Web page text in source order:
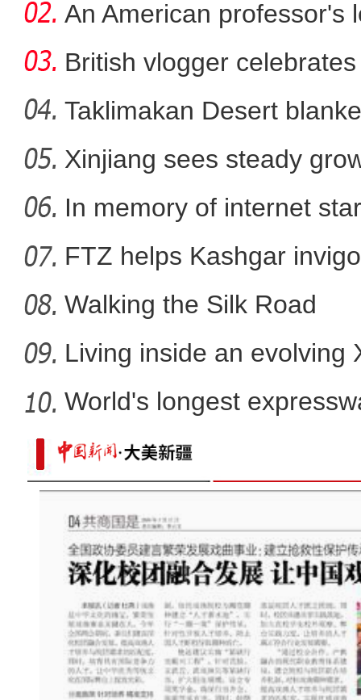
阿尔金山：净土秘境
新疆昌吉州珍稀古树
An American professor's
British vlogger
Taklimakan Desert
Xinjiang sees steady
In memory of internet
FTZ helps Kashgar
comm
Walking the Silk Road
Living inside an evolving
World's longest
Ti